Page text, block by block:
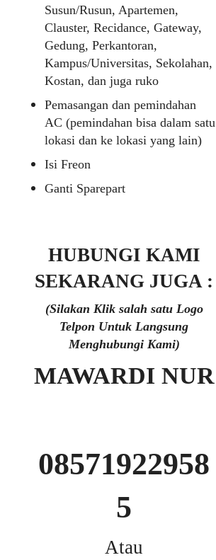
Susun/Rusun, Apartemen,
Clauster, Recidance, Gateway,
Gedung, Perkantoran,
Kampus/Universitas, Sekolahan,
Kostan, dan juga ruko
Pemasangan dan pemindahan
AC (pemindahan bisa dalam satu
lokasi dan ke lokasi yang lain)
Isi Freon
Ganti Sparepart
HUBUNGI KAMI
SEKARANG JUGA :
(Silakan Klik salah satu Logo
Telpon Untuk Langsung
Menghubungi Kami)
MAWARDI NUR
08571922958
5
Atau